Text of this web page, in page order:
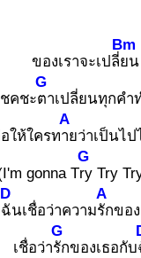
ของเราจะเปลี่
Bm
ยน
คชะ
G
ตาเปลี่ยนทุกคำ
ให้ใครท
A
ายว่าเป็นไป
gonna T
G
ry Try
D
ฉันเชื่อว่าความ
A
รักขอ
เชื่อว่า
G
รักของเธอกับ